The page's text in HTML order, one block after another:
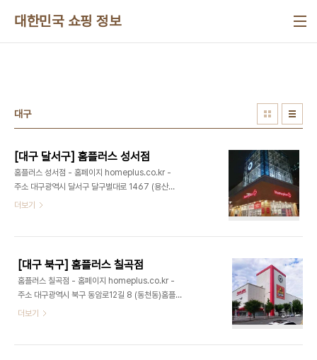
대한민국 쇼핑 정보
대구
[대구 달서구] 홈플러스 성서점
홈플러스 성서점 - 홈페이지 homeplus.co.kr -
주소 대구광역시 달서구 달구벌대로 1467 (용산동)
홈플러스는 합리적인 가격과 다양한 상품 구성을 갖
공합니다. ※ 소개 정보 - 장서는날 : 월-일요일 - 영
업시간 : 10:00-22:00 - 쉬는날 : 명절 - 판매품목
: 복합쇼핑몰(백화점, 마트, 편의점, 아울렛 등) - 문
의및안내 : 053-550-8000 - 주차시설 : 가능 -
화장실설명 : 있음 - 신용카드가능정보 : 가능◎ 주
- 주소 대구광역시 달서구 달구벌대로291길 ..
더보기
[대구 북구] 홈플러스 칠곡점
홈플러스 칠곡점 - 홈페이지 homeplus.co.kr -
주소 대구광역시 북구 동암로12길 8 (동천동)홈플러
스는 합리적인 가격과 다양한 상품 구성을 갖춘 대한
더보기